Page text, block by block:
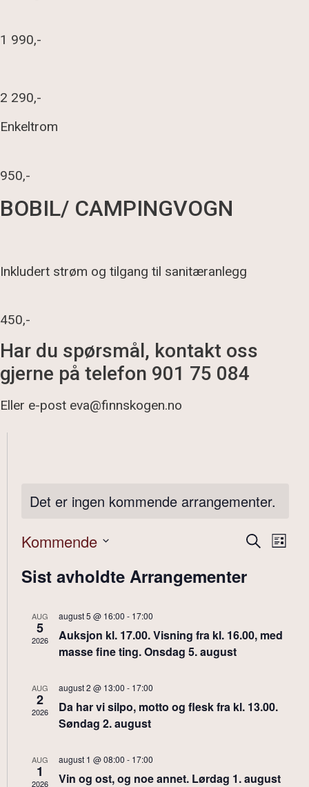
1 990,-
2 290,-
Enkeltrom
950,-
BOBIL/ CAMPINGVOGN
Inkludert strøm og tilgang til sanitæranlegg
450,-
Har du spørsmål, kontakt oss
gjerne på telefon 901 75 084
Eller e-post eva@finnskogen.no
Det er ingen kommende arrangementer.
Søk Liste
Kommende
dato.
Sist avholdte Arrangementer
AUG
5
2026
august 5 @ 16:00 - 17:00
Auksjon kl. 17.00. Visning fra kl. 16.00, med
masse fine ting. Onsdag 5. august
AUG
2
2026
august 2 @ 13:00 - 17:00
Da har vi silpo, motto og flesk fra kl. 13.00.
Søndag 2. august
AUG
1
2026
august 1 @ 08:00 - 17:00
Vin og ost, og noe annet. Lørdag 1. august